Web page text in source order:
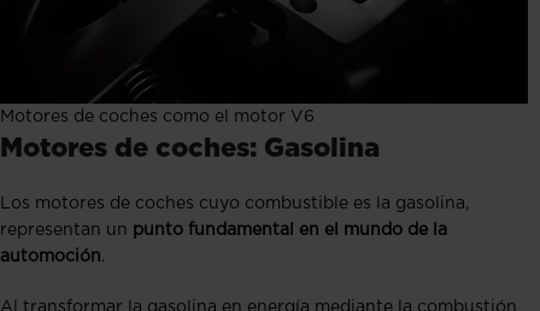
Motores de coches como el motor V6
Motores de coches: Gasolina
Los motores de coches cuyo combustible es la gasolina,
representan un punto fundamental en el mundo de la
automoción.
Al transformar la gasolina en energía mediante la combustión